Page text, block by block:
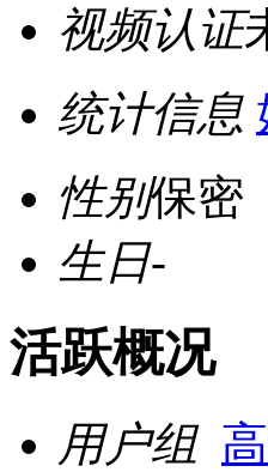
视频认证
统计信息
性别保密
生日-
活跃概况
用户组